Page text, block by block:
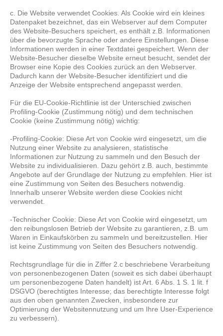
c. Die Website verwendet Cookies. Als Cookie wird ein kleines
Datenpaket bezeichnet, das ein Webserver auf dem Computer
des Website-Besuchers speichert, es enthält z.B. Informationen
über die bevorzugte Sprache oder andere Einstellungen. Diese
Informationen werden in einer Textdatei gespeichert. Wenn der
Website-Besucher dieselbe Website erneut besucht, sendet der
Browser eine Kopie des Cookies zurück an den Webserver.
Dadurch kann der Website-Besucher identifiziert und die
Anzeige der Website entsprechend angepasst werden.
Für die EU-Cookie-Richtlinie ist der Unterschied zwischen
Profiling-Cookie (Zustimmung nötig) und dem technischen
Cookie (keine Zustimmung nötig) wichtig:
-Profiling-Cookie: Diese Art von Cookie wird eingesetzt, um die
Nutzung einer Website zu analysieren, statistische
Informationen zur Nutzung zu sammeln und den Besuch der
Website zu individualisieren. Dazu gehört z.B. auch, bestimmte
Angebote auf der Grundlage der Nutzung zu empfehlen. Hier ist
eine Zustimmung von Seiten des Besuchers notwendig.
Innerhalb unserer Website werden diese Cookies nicht
verwendet.
-Technischer Cookie: Diese Art von Cookie wird eingesetzt, um
den reibungslosen Betrieb der Website zu garantieren, z.B. um
Waren in Einkaufskörben zu sammeln und bereitzustellen. Hier
ist keine Zustimmung von Seiten des Besuchers notwendig.
Rechtsgrundlage für die in Ziffer 2.c beschriebene Verarbeitung
von personenbezogenen Daten (soweit es sich dabei überhaupt
um personenbezogene Daten handelt) ist Art. 6 Abs. 1 S. 1 lit. f
DSGVO (berechtigtes Interesse; das berechtigte Interesse folgt
aus den oben genannten Zwecken, insbesondere zur
Optimierung der Websitennutzung und um Ihre User-Experience
zu verbessern).